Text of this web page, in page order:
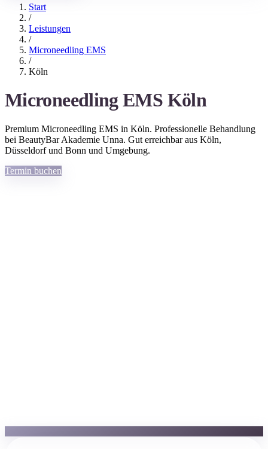
Start
/
Leistungen
/
Microneedling EMS
/
Köln
Microneedling EMS Köln
Premium Microneedling EMS in Köln. Professionelle Behandlung
bei BeautyBar Akademie Unna. Gut erreichbar aus Köln,
Düsseldorf und Bonn und Umgebung.
Termin buchen